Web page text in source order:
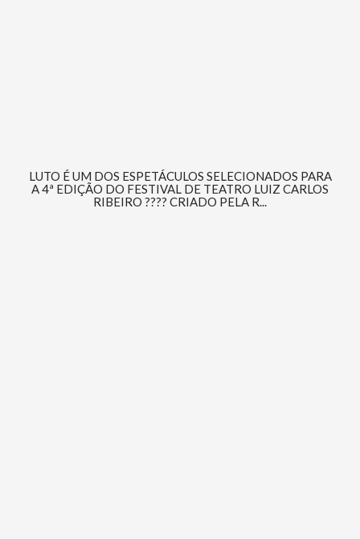
LUTO É UM DOS ESPETÁCULOS SELECIONADOS PARA
A 4ª EDIÇÃO DO FESTIVAL DE TEATRO LUIZ CARLOS
RIBEIRO ???? CRIADO PELA R...